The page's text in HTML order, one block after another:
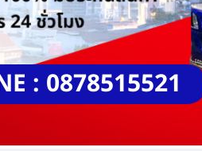
: 0878515521